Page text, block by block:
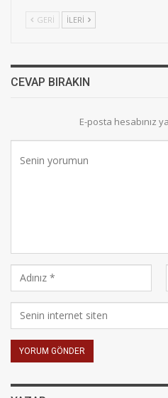
GERI İLERI
CEVAP BIRAKIN
E-posta hesabınız